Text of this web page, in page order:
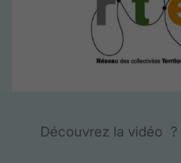
Découvrez la vidéo ?